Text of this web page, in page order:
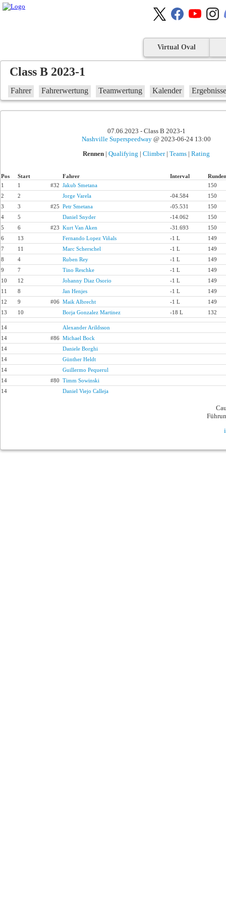
Virtual Oval
Class B 2023-1
Fahrer Fahrerwertung Teamwertung Kalender Ergebnisse
07.06.2023 - Class B 2023-1
Nashville Superspeedway @ 2023-06-24 13:00
Rennen |Qualifying |Climber|Teams |Rating
Pos Start Fahrer Interval
Runden
1
1 #32 Jakub Smetana
150
2
2 Jorge Varela -04.584
150
3
3 #25 Petr Smetana -05.531
150
4
5 Daniel Snyder -14.062
150
5
6 #23 Kurt Van Aken -31.693
150
6
13 Fernando Lopez Viñals -1 L
149
7
11 Marc Scherschel -1 L
149
8
4 Ruben Rey -1 L
149
9
7 Tino Reschke -1 L
149
10
12 Johanny Diaz Osorio -1 L
149
11
8 Jan Henjes -1 L
149
12
9 #06 Maik Albrecht -1 L
149
13
10 Borja Gonzalez Martinez -18 L 132
14
Alexander Arildsson
14
#86 Michael Bock
14
Daniele Borghi
14
Günther Heldt
14
Guillermo Pequerul
14
#80 Timm Sowinski
14
Daniel Viejo Calleja